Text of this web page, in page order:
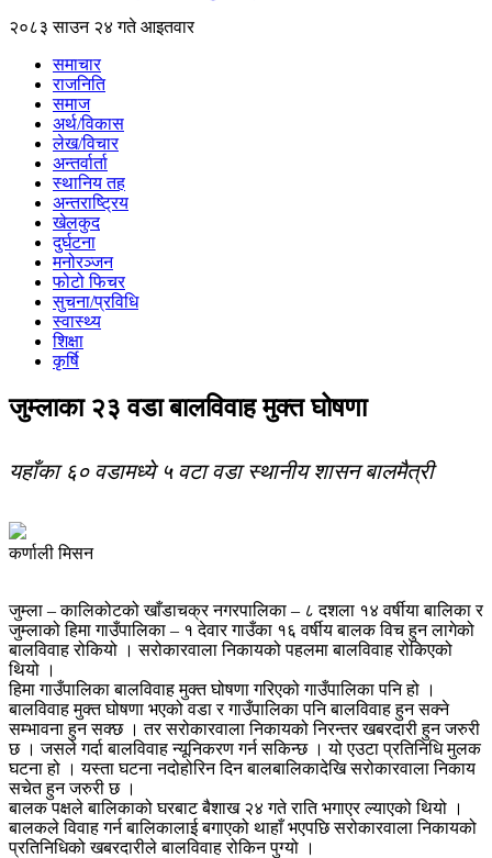
२०८३ साउन २४ गते आइतवार
समाचार
राजनिति
समाज
अर्थ/विकास
लेख/विचार
अन्तर्वार्ता
स्थानिय तह
अन्तराष्ट्रिय
खेलकुद
दुर्घटना
मनोरञ्जन
फोटो फिचर
सुचना/प्रविधि
स्वास्थ्य
शिक्षा
कृर्षि
जुम्लाका २३ वडा बालविवाह मुक्त घोषणा
यहाँका ६० वडामध्ये ५ वटा वडा स्थानीय शासन बालमैत्री
कर्णाली मिसन
जुम्ला – कालिकोटको खाँडाचक्र नगरपालिका – ८ दशला १४ वर्षीया बालिका र
जुम्लाको हिमा गाउँपालिका – १ देवार गाउँका १६ वर्षीय बालक विच हुन लागेको
बालविवाह रोकियो । सरोकारवाला निकायको पहलमा बालविवाह रोकिएको
थियो ।
हिमा गाउँपालिका बालविवाह मुक्त घोषणा गरिएको गाउँपालिका पनि हो ।
बालविवाह मुक्त घोषणा भएको वडा र गाउँपालिका पनि बालविवाह हुन सक्ने
सम्भावना हुन सक्छ । तर सरोकारवाला निकायको निरन्तर खबरदारी हुन जरुरी
छ । जसले गर्दा बालविवाह न्यूनिकरण गर्न सकिन्छ । यो एउटा प्रतिनिधि मुलक
घटना हो । यस्ता घटना नदोहोरिन दिन बालबालिकादेखि सरोकारवाला निकाय
सचेत हुन जरुरी छ ।
बालक पक्षले बालिकाको घरबाट बैशाख २४ गते राति भगाएर ल्याएको थियो ।
बालकले विवाह गर्न बालिकालाई बगाएको थाहाँ भएपछि सरोकारवाला निकायको
प्रतिनिधिको खबरदारीले बालविवाह रोकिन पुग्यो ।